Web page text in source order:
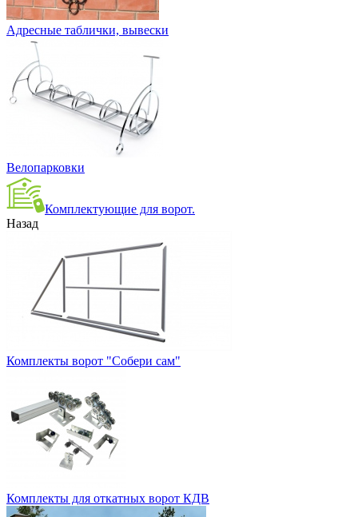
Адресные таблички, вывески
Велопарковки
Комплектующие для ворот.
Назад
Комплекты ворот "Собери сам"
Комплекты для откатных ворот КДВ